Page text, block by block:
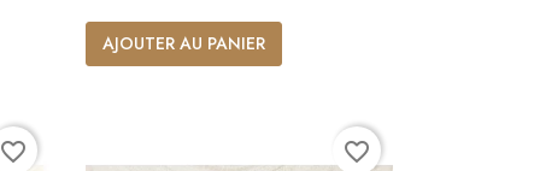
AJOUTER AU PANIER
favorite_border favorite_border